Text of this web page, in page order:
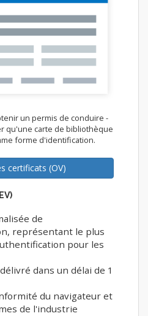
un permis de conduire -
qu'une carte de bibliothèque
forme d'identification.
certificats (OV)
de
représentant le plus
pour les
dans un délai de 1
du navigateur et
de l'industrie